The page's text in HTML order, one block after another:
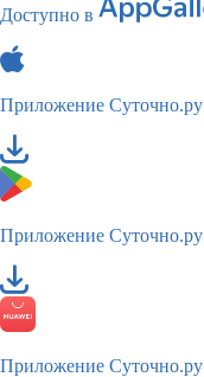
Доступно в
Приложение Суточно.ру
Приложение Суточно.ру
Приложение Суточно.ру